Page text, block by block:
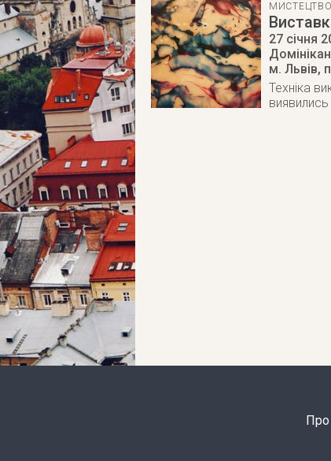
МИСТЕЦТВО
27 січня
м. Львів,
Техніка
Про